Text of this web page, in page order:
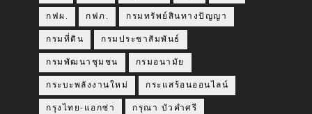
กฟผ. กฟภ. กรมทรัพย์สินทางปัญญา
กรมที่ดิน กรมประชาสัมพันธ์
กรมพัฒนาชุมชน กรมอนามัย
กระบะพลังงานใหม่ กระแสร้อนออนไลน์
กรุงไทย-แอกซ่า กรุณา บัวคำศรี